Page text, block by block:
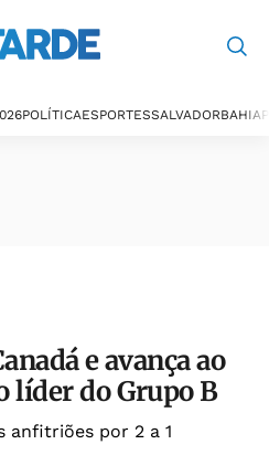
POLÍTICAESPORTESSALVADORBAHIA
e avança ao
líder do Grupo B
anfitriões por 2 a 1